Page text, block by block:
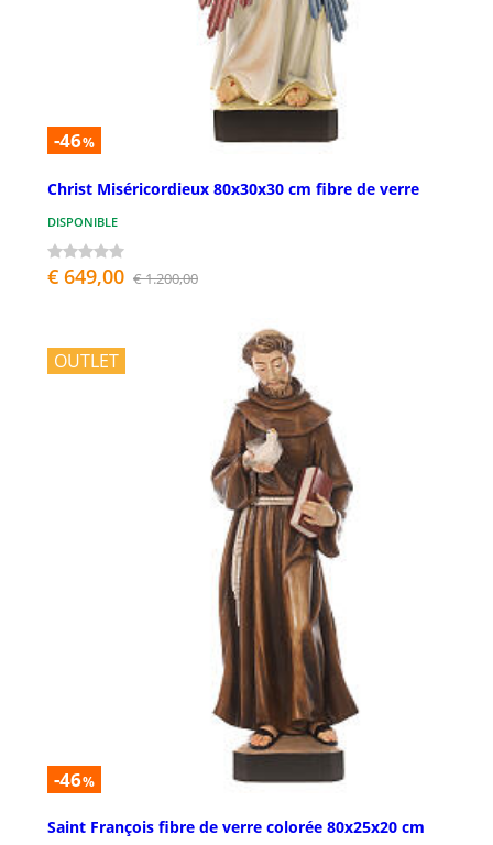
-46%
Christ Miséricordieux 80x30x30 cm fibre de verre
DISPONIBLE
€ 649,00 € 1.200,00
OUTLET
-46%
Saint François fibre de verre colorée 80x25x20 cm